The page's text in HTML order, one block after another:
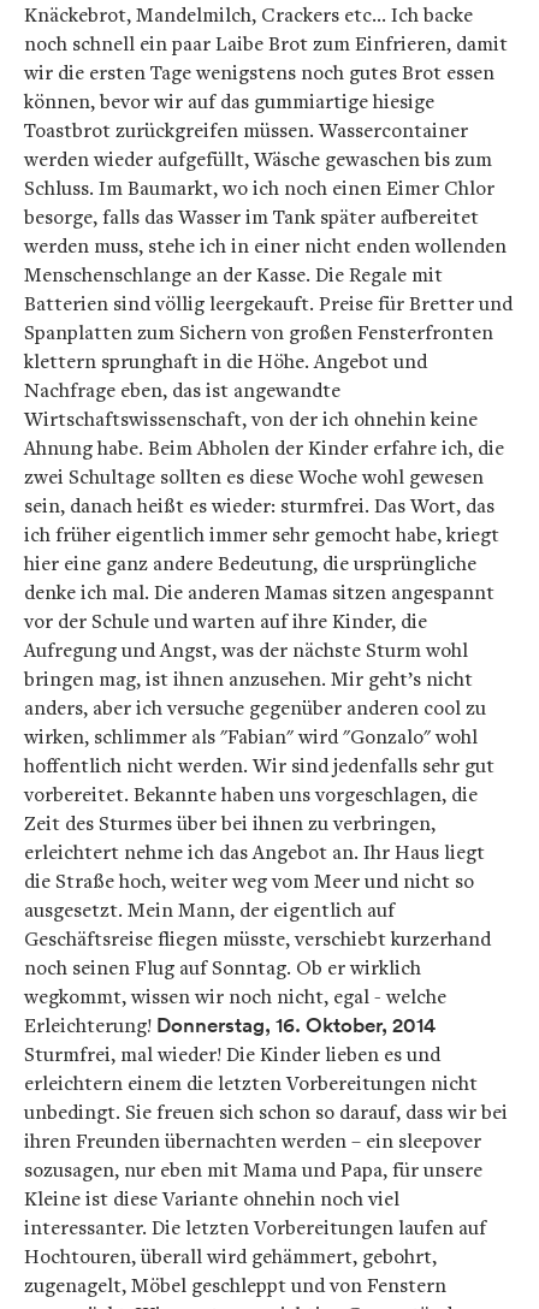
Knäckebrot, Mandelmilch, Crackers etc… Ich backe
noch schnell ein paar Laibe Brot zum Einfrieren, damit
wir die ersten Tage wenigstens noch gutes Brot essen
können, bevor wir auf das gummiartige hiesige
Toastbrot zurückgreifen müssen. Wassercontainer
werden wieder aufgefüllt, Wäsche gewaschen bis zum
Schluss. Im Baumarkt, wo ich noch einen Eimer Chlor
besorge, falls das Wasser im Tank später aufbereitet
werden muss, stehe ich in einer nicht enden wollenden
Menschenschlange an der Kasse. Die Regale mit
Batterien sind völlig leergekauft. Preise für Bretter und
Spanplatten zum Sichern von großen Fensterfronten
klettern sprunghaft in die Höhe. Angebot und
Nachfrage eben, das ist angewandte
Wirtschaftswissenschaft, von der ich ohnehin keine
Ahnung habe. Beim Abholen der Kinder erfahre ich, die
zwei Schultage sollten es diese Woche wohl gewesen
sein, danach heißt es wieder: sturmfrei. Das Wort, das
ich früher eigentlich immer sehr gemocht habe, kriegt
hier eine ganz andere Bedeutung, die ursprüngliche
denke ich mal. Die anderen Mamas sitzen angespannt
vor der Schule und warten auf ihre Kinder, die
Aufregung und Angst, was der nächste Sturm wohl
bringen mag, ist ihnen anzusehen. Mir geht’s nicht
anders, aber ich versuche gegenüber anderen cool zu
wirken, schlimmer als "Fabian" wird "Gonzalo" wohl
hoffentlich nicht werden. Wir sind jedenfalls sehr gut
vorbereitet. Bekannte haben uns vorgeschlagen, die
Zeit des Sturmes über bei ihnen zu verbringen,
erleichtert nehme ich das Angebot an. Ihr Haus liegt
die Straße hoch, weiter weg vom Meer und nicht so
ausgesetzt. Mein Mann, der eigentlich auf
Geschäftsreise fliegen müsste, verschiebt kurzerhand
noch seinen Flug auf Sonntag. Ob er wirklich
wegkommt, wissen wir noch nicht, egal - welche
Erleichterung! Donnerstag, 16. Oktober, 2014
Sturmfrei, mal wieder! Die Kinder lieben es und
erleichtern einem die letzten Vorbereitungen nicht
unbedingt. Sie freuen sich schon so darauf, dass wir bei
ihren Freunden übernachten werden – ein sleepover
sozusagen, nur eben mit Mama und Papa, für unsere
Kleine ist diese Variante ohnehin noch viel
interessanter. Die letzten Vorbereitungen laufen auf
Hochtouren, überall wird gehämmert, gebohrt,
zugenagelt, Möbel geschleppt und von Fenstern